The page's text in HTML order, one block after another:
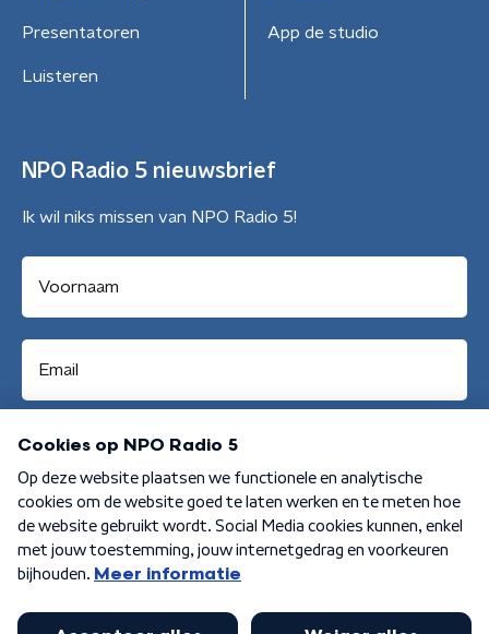
Presentatoren
Luisteren
App de studio
NPO Radio 5 nieuwsbrief
Ik wil niks missen van NPO Radio 5!
Aanmelden
Algemene voorwaarden